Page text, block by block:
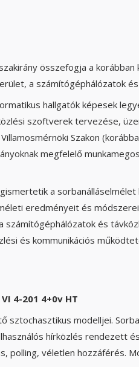
összefogja a
a számítógéphálózatok
hallgatók képesek
szoftverek tervezése,
Szakon
megfelelő
a
eredményeit és
és
és kommunikációs
4-201 4+0v HT
sztochasztikus modelljei.
hírközlés rendezett
polling, véletlen hozzáférés.